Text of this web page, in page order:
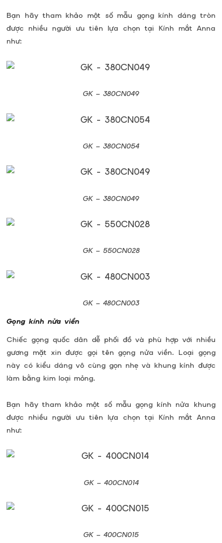
Bạn hãy tham khảo một số mẫu gọng kính dáng tròn
được nhiều người ưu tiên lựa chọn tại Kính mắt Anna
như:
GK – 380CN049
GK – 380CN054
GK – 380CN049
GK – 550CN028
GK – 480CN003
Gọng kính nửa viền
Chiếc gọng quốc dân dễ phối đồ và phù hợp với nhiều
gương mặt xin được gọi tên gọng nửa viền. Loại gọng
này có kiểu dáng vô cùng gọn nhẹ và khung kính được
làm bằng kim loại mỏng.
Bạn hãy tham khảo một số mẫu gọng kính nửa khung
được nhiều người ưu tiên lựa chọn tại Kính mắt Anna
như:
GK – 400CN014
GK – 400CN015